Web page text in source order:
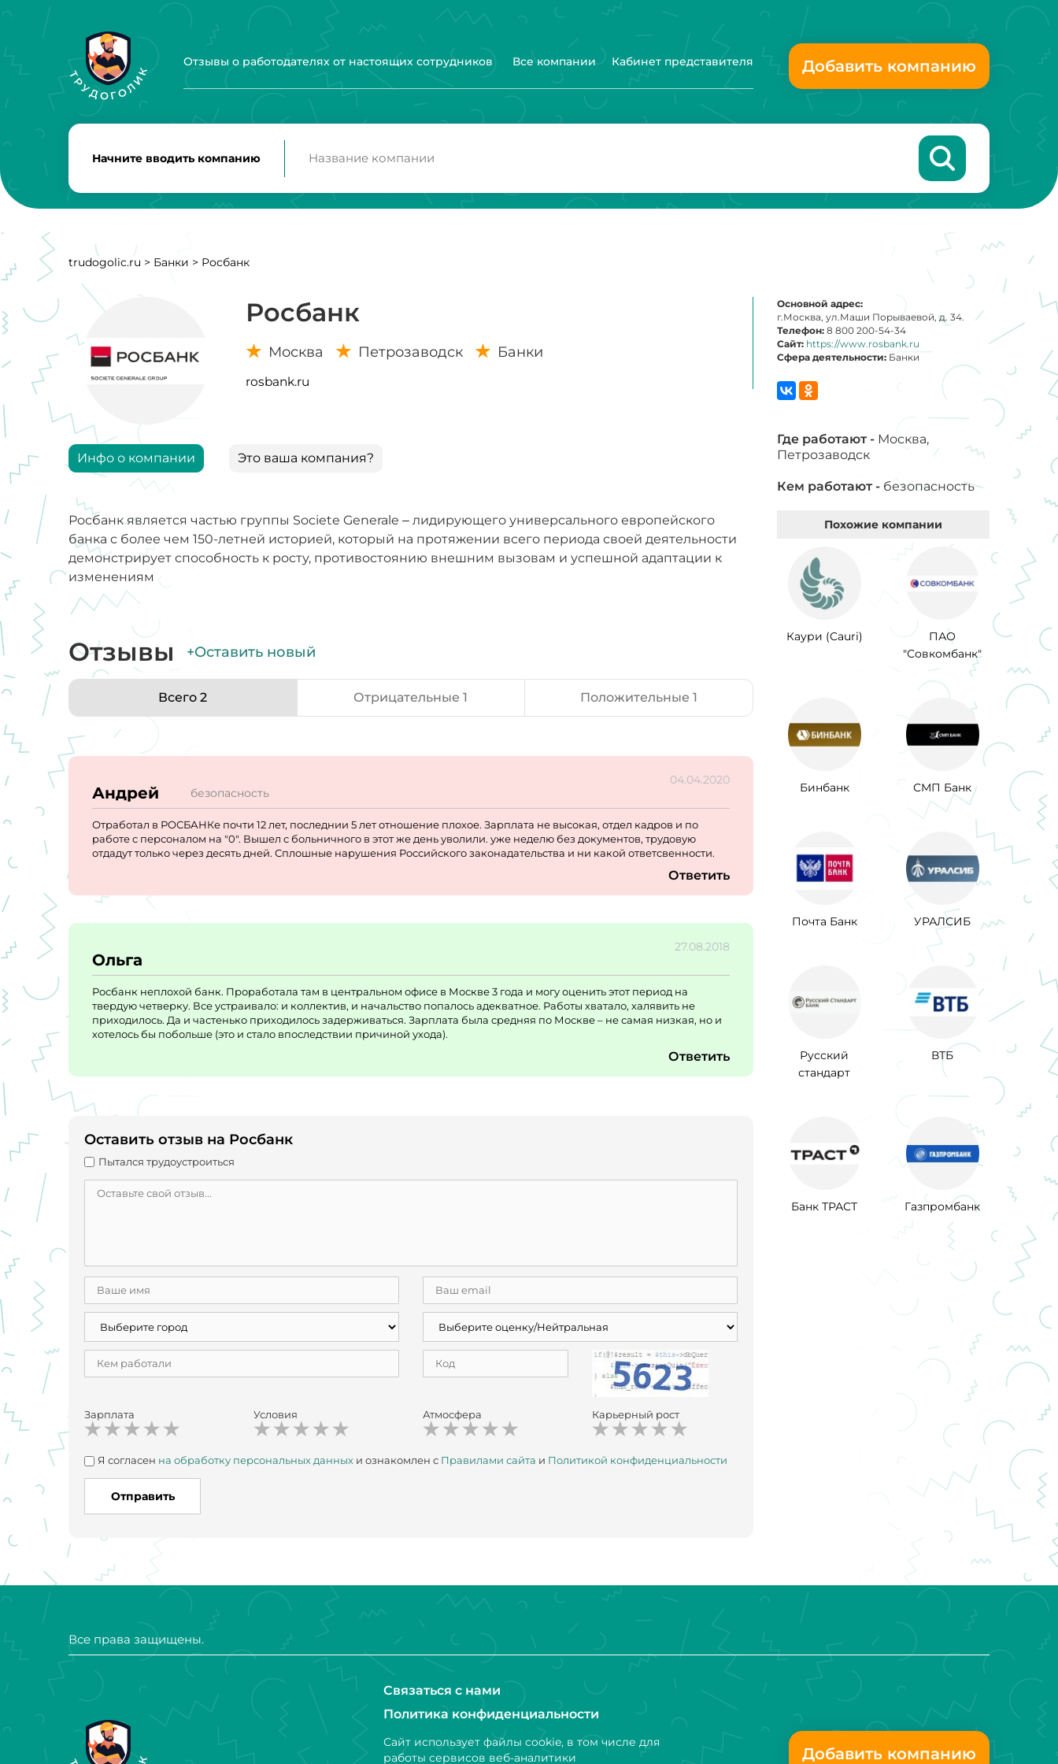
Отзывы о работодателях от настоящих сотрудников Все компании Кабинет представителя Добавить компанию
Начните вводить компанию
trudogolic.ru > Банки > Росбанк
Росбанк
Москва Петрозаводск Банки
rosbank.ru
Инфо о компании Это ваша компания?
Росбанк является частью группы Societe Generale – лидирующего универсального европейского
банка с более чем 150-летней историей, который на протяжении всего периода своей деятельности
демонстрирует способность к росту, противостоянию внешним вызовам и успешной адаптации к
изменениям
Отзывы +Оставить новый
Всего 2 Отрицательные 1 Положительные 1
04.04.2020
Андрей безопасность
Отработал в РОСБАНКе почти 12 лет, последнии 5 лет отношение плохое. Зарплата не высокая, отдел кадров и по
работе с персоналом на "0". Вышел с больничного в этот же день уволили. уже неделю без документов, трудовую
отдадут только через десять дней. Сплошные нарушения Российского законадательства и ни какой ответсвенности.
Ответить
27.08.2018
Ольга
Росбанк неплохой банк. Проработала там в центральном офисе в Москве 3 года и могу оценить этот период на
твердую четверку. Все устраивало: и коллектив, и начальство попалось адекватное. Работы хватало, халявить не
приходилось. Да и частенько приходилось задерживаться. Зарплата была средняя по Москве – не самая низкая, но и
хотелось бы побольше (это и стало впоследствии причиной ухода).
Ответить
Оставить отзыв на Росбанк
Пытался трудоустроиться
Зарплата Условия Атмосфера Карьерный рост
Я согласен на обработку персональных данных и ознакомлен с Правилами сайта и Политикой конфиденциальности
Отправить
Основной адрес:
г.Москва, ул.Маши Порываевой, д. 34.
Телефон: 8 800 200-54-34
Сайт: https://www.rosbank.ru
Сфера деятельности: Банки
Где работают - Москва,
Петрозаводск
Кем работают - безопасность
Похожие компании
Каури (Cauri)
ПАО
"Совкомбанк"
Бинбанк СМП Банк
Почта Банк УРАЛСИБ
Русский
стандарт
ВТБ
Банк ТРАСТ Газпромбанк
Все права защищены.
Связаться с нами
Политика конфиденциальности
Сайт использует файлы cookie, в том числе для
работы сервисов веб-аналитики
Добавить компанию